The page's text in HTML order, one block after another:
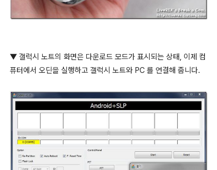
▼ 갤럭시 노트의 화면은 다운로드 모드가 표시되는 상태, 이제 컴
퓨터에서 오딘을 실행하고 갤럭시 노트와 PC 를 연결해 줍니다.